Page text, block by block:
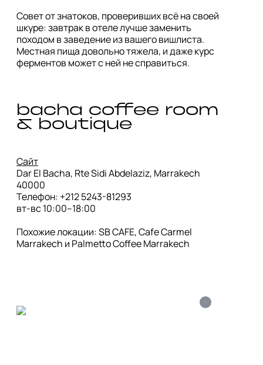
Совет от знатоков, проверивших всё на своей
шкуре: завтрак в отеле лучше заменить
походом в заведение из вашего вишлиста.
Местная пища довольно тяжела, и даже курс
ферментов может с ней не справиться.
bacha coffee room
& boutique
Сайт
Dar El Bacha, Rte Sidi Abdelaziz, Marrakech
40000
Телефон: +212 5243-81293
вт-вс 10:00–18:00
Похожие локации: SB CAFE, Cafe Carmel
Marrakech и Palmetto Coffee Marrakech
i